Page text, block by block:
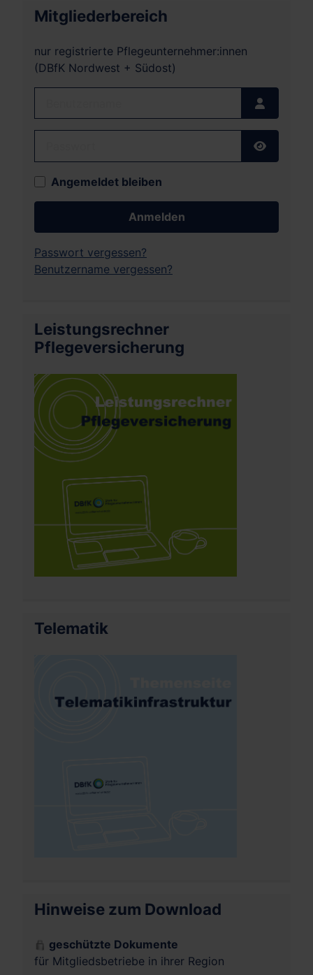
Mitgliederbereich
nur registrierte Pflegeunternehmer:innen
(DBfK Nordwest + Südost)
Angemeldet bleiben
Anmelden
Passwort vergessen?
Benutzername vergessen?
Leistungsrechner
Pflegeversicherung
Telematik
Hinweise zum Download
geschützte Dokumente
für Mitgliedsbetriebe in ihrer Region